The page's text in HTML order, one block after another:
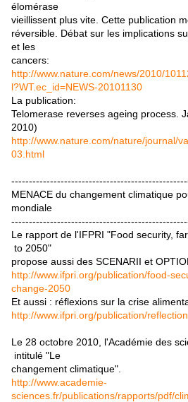
élomérase
vieillissent plus vite. Cette publication
réversible. Débat sur les implications
et les
cancers:
http://www.nature.com/news/2010/
l?WT.ec_id=NEWS-20101130
La publication:
Telomerase reverses ageing process.
2010)
http://www.nature.com/nature/journal/
03.html
MENACE du changement climatique
mondiale
Le rapport de l'IFPRI "Food security,
to 2050"
propose aussi des SCENARII et
http://www.ifpri.org/publication/food-
change-2050
Et aussi : réflexions sur la crise
http://www.ifpri.org/publication/
Le 28 octobre 2010, l'Académie des
intitulé "Le
changement climatique".
http://www.academie-
sciences.fr/publications/rapports/pdf/